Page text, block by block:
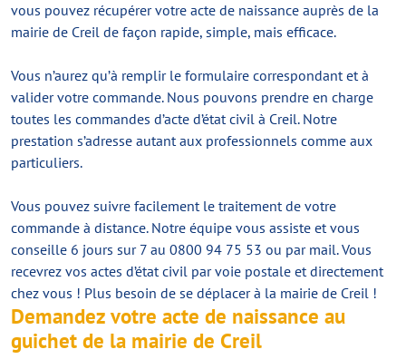
vous pouvez récupérer votre acte de naissance auprès de la
mairie de Creil de façon rapide, simple, mais efficace.
Vous n’aurez qu’à remplir le formulaire correspondant et à
valider votre commande. Nous pouvons prendre en charge
toutes les commandes d’acte d’état civil à Creil. Notre
prestation s’adresse autant aux professionnels comme aux
particuliers.
Vous pouvez suivre facilement le traitement de votre
commande à distance. Notre équipe vous assiste et vous
conseille 6 jours sur 7 au 0800 94 75 53 ou par mail. Vous
recevrez vos actes d’état civil par voie postale et directement
chez vous ! Plus besoin de se déplacer à la mairie de Creil !
Demandez votre acte de naissance au
guichet de la mairie de Creil